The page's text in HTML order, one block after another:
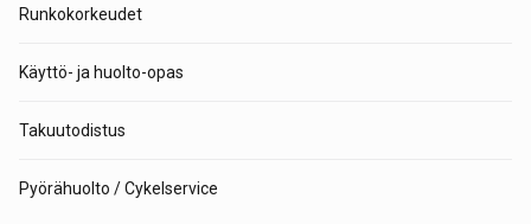
Runkokorkeudet
Käyttö- ja huolto-opas
Takuutodistus
Pyörähuolto / Cykelservice